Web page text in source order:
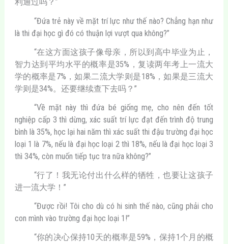
利通过吗？”
“Đứa trẻ này về mặt trí lực như thế nào? Chẳng hạn như
là thi đại học gì đó có thuận lợi vượt qua không?”
“在这方面这孩子像母亲，所以到高中毕业为止，
智力达到平均水平的概率是35%，复读两年考上一流大
学的概率是7%，如果二流大学则是18%，如果是三流大
学则是34%。还要继续查下去吗？”
“Về mặt này thì đứa bé giống mẹ, cho nên đến tốt
nghiệp cấp 3 thì dừng, xác suất trí lực đạt đến trình độ trung
bình là 35%, học lại hai năm thì xác suất thi đậu trường đại học
loại 1 là 7%, nếu là đại học loại 2 thì 18%, nếu là đại học loại 3
thì 34%, còn muốn tiếp tục tra nữa không?”
“行了！我无论付出什么样的牺牲，也要让这孩子
进一流大学！”
“Được rồi! Tôi cho dù có hi sinh thế nào, cũng phải cho
con mình vào trường đại học loại 1!”
“你的决心保持10天的概率是59%，保持1个月的概